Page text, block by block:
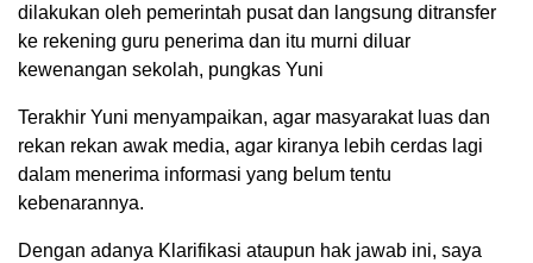
dilakukan oleh pemerintah pusat dan langsung ditransfer
ke rekening guru penerima dan itu murni diluar
kewenangan sekolah, pungkas Yuni
Terakhir Yuni menyampaikan, agar masyarakat luas dan
rekan rekan awak media, agar kiranya lebih cerdas lagi
dalam menerima informasi yang belum tentu
kebenarannya.
Dengan adanya Klarifikasi ataupun hak jawab ini, saya